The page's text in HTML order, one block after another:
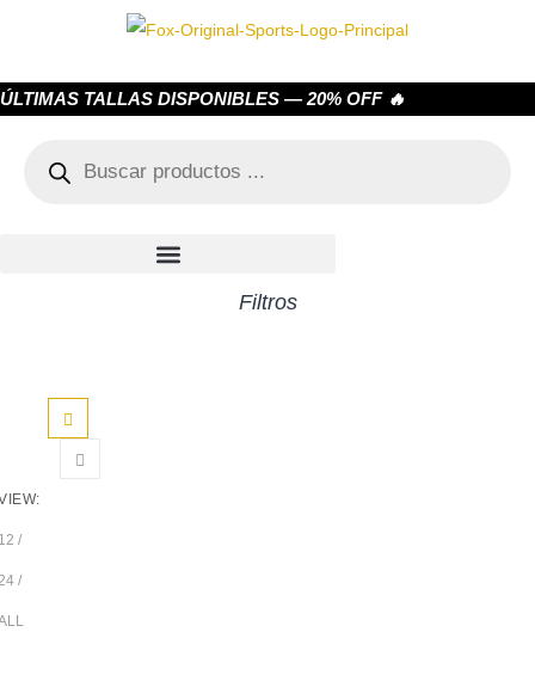
ÚLTIMAS TALLAS DISPONIBLES — 20% OFF 🔥
Filtros